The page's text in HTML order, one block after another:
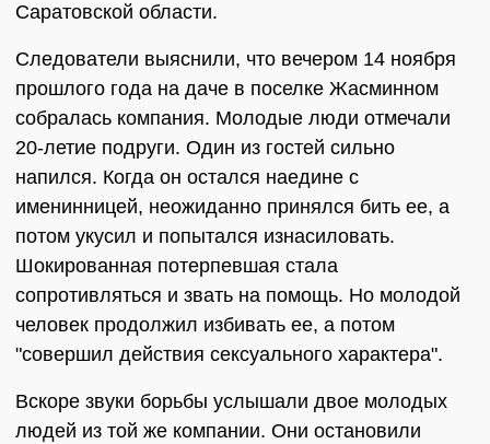
Саратовской области.
Следователи выяснили, что вечером 14 ноября
прошлого года на даче в поселке Жасминном
собралась компания. Молодые люди отмечали
20-летие подруги. Один из гостей сильно
напился. Когда он остался наедине с
именинницей, неожиданно принялся бить ее, а
потом укусил и попытался изнасиловать.
Шокированная потерпевшая стала
сопротивляться и звать на помощь. Но молодой
человек продолжил избивать ее, а потом
"совершил действия сексуального характера".
Вскоре звуки борьбы услышали двое молодых
людей из той же компании. Они остановили